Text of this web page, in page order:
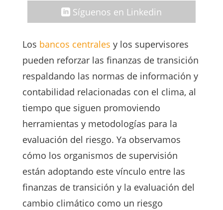
Síguenos en Linkedin
Los bancos centrales y los supervisores
pueden reforzar las finanzas de transición
respaldando las normas de información y
contabilidad relacionadas con el clima, al
tiempo que siguen promoviendo
herramientas y metodologías para la
evaluación del riesgo. Ya observamos
cómo los organismos de supervisión
están adoptando este vínculo entre las
finanzas de transición y la evaluación del
cambio climático como un riesgo